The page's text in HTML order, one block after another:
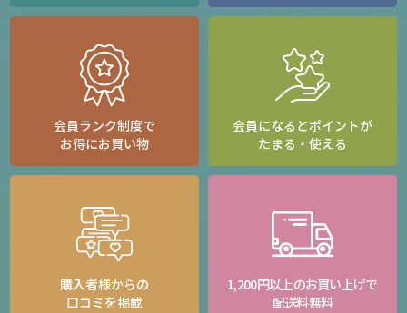
会員ランク制度で
お得にお買い物
会員になるとポイントが
たまる・使える
購入者様からの
口コミを掲載
1,200円以上のお買い上げで
配送料無料